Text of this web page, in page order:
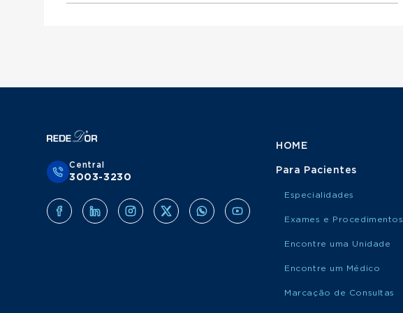
Urologista atende Porto Saúde
Central
3003-3230
HOME
Para Pacientes
Especialidades
Exames e Procedimentos
Encontre uma Unidade
Encontre um Médico
Marcação de Consultas